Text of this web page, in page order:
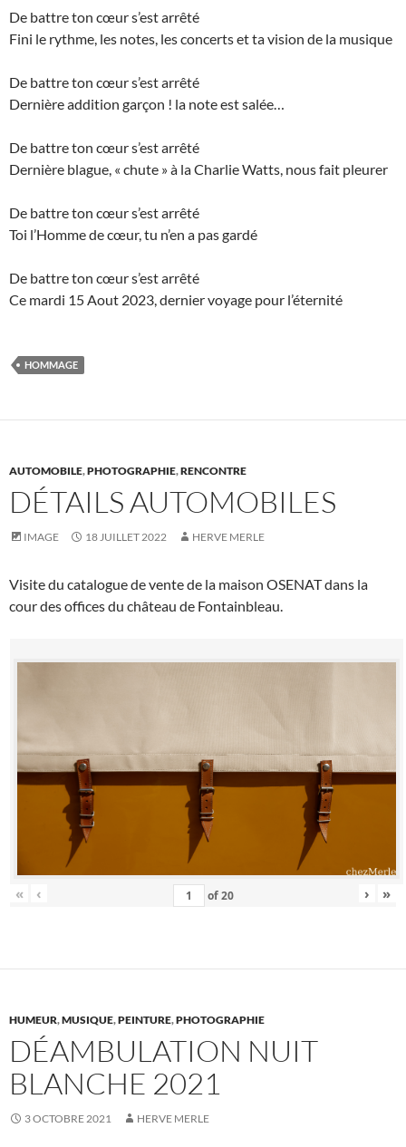
De battre ton cœur s’est arrêté
Fini le rythme, les notes, les concerts et ta vision de la musique
De battre ton cœur s’est arrêté
Dernière addition garçon ! la note est salée…
De battre ton cœur s’est arrêté
Dernière blague, « chute » à la Charlie Watts, nous fait pleurer
De battre ton cœur s’est arrêté
Toi l’Homme de cœur, tu n’en a pas gardé
De battre ton cœur s’est arrêté
Ce mardi 15 Aout 2023, dernier voyage pour l’éternité
HOMMAGE
AUTOMOBILE,PHOTOGRAPHIE,RENCONTRE
DÉTAILS AUTOMOBILES
IMAGE 18 JUILLET 2022 HERVE MERLE
Visite du catalogue de vente de la maison OSENAT dans la
cour des offices du château de Fontainbleau.
« ‹ of20 › »
HUMEUR,MUSIQUE,PEINTURE,PHOTOGRAPHIE
DÉAMBULATION NUIT
BLANCHE 2021
3 OCTOBRE 2021 HERVE MERLE